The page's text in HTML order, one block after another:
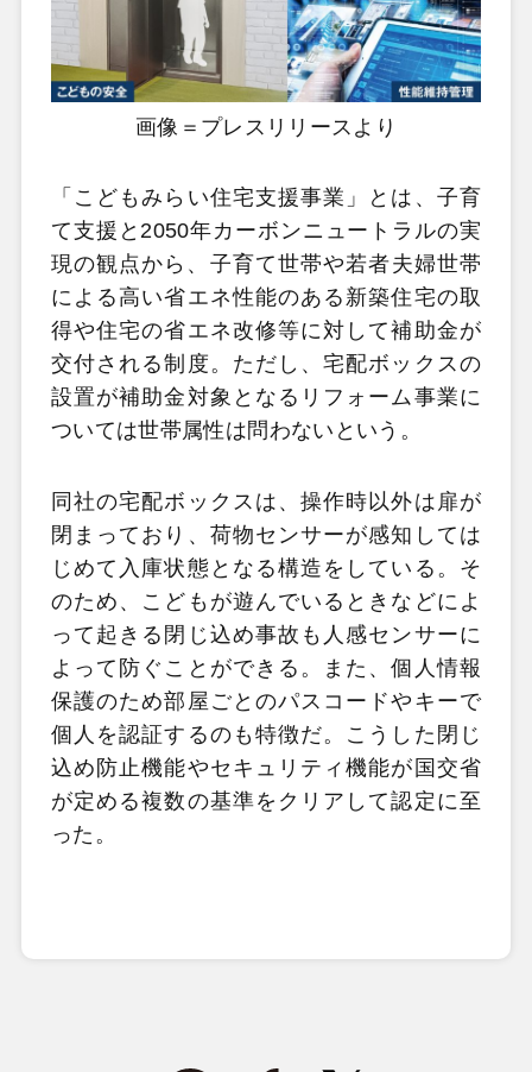
画像＝プレスリリースより
「こどもみらい住宅支援事業」とは、子育
て支援と2050年カーボンニュートラルの実
現の観点から、​子育て世帯や若者夫婦世帯
による高い省エネ性能のある新築住宅の取
得や住宅の省エネ改修等に対して補助金が
交付される制度。ただし、宅配ボックスの
設置が補助金対象となるリフォーム事業に
ついては世帯属性は問わないという。
同社の宅配ボックスは、操作時以外は扉が
閉まっており、荷物センサーが感知しては
じめて入庫状態となる構造をしている。そ
のため、こどもが遊んでいるときなどによ
って起きる閉じ込め事故も人感センサーに
よって防ぐことができる。また、個人情報
保護のため部屋ごとのパスコードやキーで
個人を認証するのも特徴だ。こうした閉じ
込め防止機能やセキュリティ機能が国交省
が定める複数の基準をクリアして認定に至
った。